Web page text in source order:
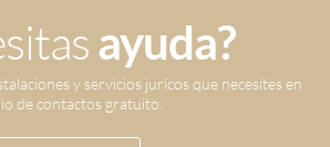
ayuda?
y servicios jurícos que necesites en
de contactos gratuito.